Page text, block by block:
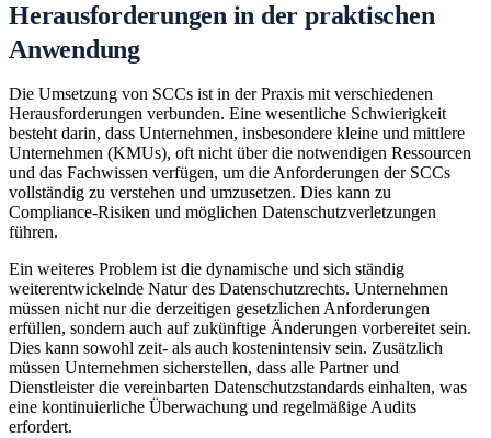
Herausforderungen in der praktischen
Anwendung
Die Umsetzung von SCCs ist in der Praxis mit verschiedenen
Herausforderungen verbunden. Eine wesentliche Schwierigkeit
besteht darin, dass Unternehmen, insbesondere kleine und mittlere
Unternehmen (KMUs), oft nicht über die notwendigen Ressourcen
und das Fachwissen verfügen, um die Anforderungen der SCCs
vollständig zu verstehen und umzusetzen. Dies kann zu
Compliance-Risiken und möglichen Datenschutzverletzungen
führen.
Ein weiteres Problem ist die dynamische und sich ständig
weiterentwickelnde Natur des Datenschutzrechts. Unternehmen
müssen nicht nur die derzeitigen gesetzlichen Anforderungen
erfüllen, sondern auch auf zukünftige Änderungen vorbereitet sein.
Dies kann sowohl zeit- als auch kostenintensiv sein. Zusätzlich
müssen Unternehmen sicherstellen, dass alle Partner und
Dienstleister die vereinbarten Datenschutzstandards einhalten, was
eine kontinuierliche Überwachung und regelmäßige Audits
erfordert.